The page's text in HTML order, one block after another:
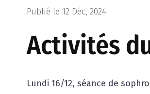
Publié le 12 Déc, 2024
Activités
Lundi 16/12, séance de